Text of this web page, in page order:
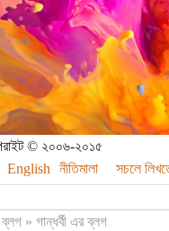
© ২০০৬-২০১৫
English নীতিমালা সচলে
ব্লগ» গান্ধর্বী এর ব্লগ